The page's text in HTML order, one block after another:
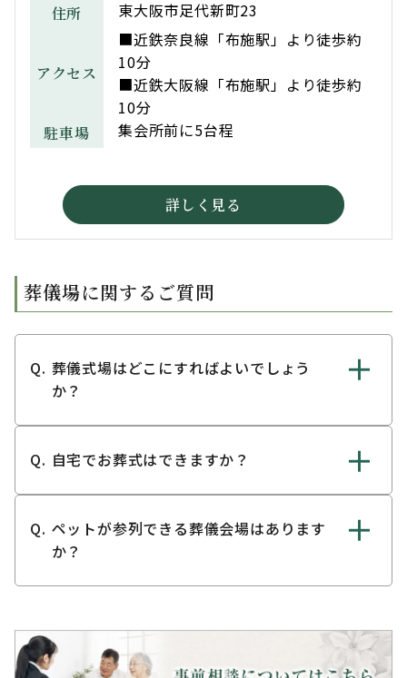
住所 東大阪市足代新町23
アクセス
■近鉄奈良線「布施駅」より徒歩約
10分
■近鉄大阪線「布施駅」より徒歩約
10分
駐車場 集会所前に5台程
詳しく見る
葬儀場に関するご質問
葬儀式場はどこにすればよいでしょう
か？
自宅でお葬式はできますか？
ペットが参列できる葬儀会場はあります
か？